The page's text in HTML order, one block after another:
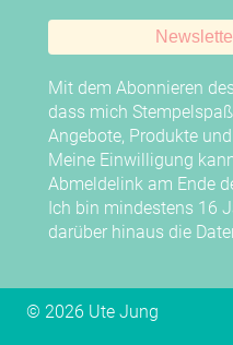
Mit dem Abonnieren
dass mich
Angebote, Produkte
Meine Einwilligung
Abmeldelink am Ende
Ich bin mindestens 16
darüber hinaus die
© 2026 Ute Jung